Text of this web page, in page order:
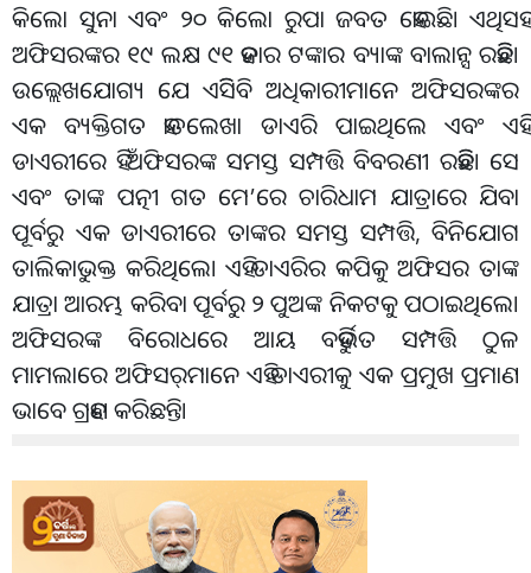
କିଲୋ ସୁନା ଏବଂ ୨୦ କିଲୋ ରୁପା ଜବତ ହୋଇଛି। ଏଥିସହ
ଅଫିସରଙ୍କର ୧୯ ଲକ୍ଷ ୯୧ ହଜାର ଟଙ୍କାର ବ୍ୟାଙ୍କ ବାଲାନ୍ସ ରହିଛି।
ଉଲ୍ଲେଖଯୋଗ୍ୟ ଯେ ଏସିିବି ଅଧିକାରୀମାନେ ଅଫିସରଙ୍କର
ଏକ ବ୍ୟକ୍ତିଗତ ହାତଲେଖା ଡାଏରି ପାଇଥିଲେ ଏବଂ ଏହି
ଡାଏରୀରେ ହିଁ ଅଫିସରଙ୍କ ସମସ୍ତ ସମ୍ପତ୍ତି ବିବରଣୀ ରହିଛି। ସେ
ଏବଂ ତାଙ୍କ ପତ୍ନୀ ଗତ ମେ’ରେ ଚାରିଧାମ ଯାତ୍ରାରେ ଯିବା
ପୂର୍ବରୁ ଏକ ଡାଏରୀରେ ତାଙ୍କର ସମସ୍ତ ସମ୍ପତ୍ତି, ବିନିଯୋଗ
ତାଲିକାଭୁକ୍ତ କରିଥିଲେ। ଏହି ଡାଏରିର କପିକୁ ଅଫିସର ତାଙ୍କ
ଯାତ୍ରା ଆରମ୍ଭ କରିବା ପୂର୍ବରୁ ୨ ପୁଅଙ୍କ ନିକଟକୁ ପଠାଇଥିଲେ।
ଅଫିସରଙ୍କ ବିରୋଧରେ ଆୟ ବହିର୍ଭୁତ ସମ୍ପତ୍ତି ଠୁଳ
ମାମଲାରେ ଅଫିସର୍‌ମାନେ ଏହି ଡାଏରୀକୁ ଏକ ପ୍ରମୁଖ ପ୍ରମାଣ
ଭାବେ ଗ୍ରହଣ କରିଛନ୍ତି।